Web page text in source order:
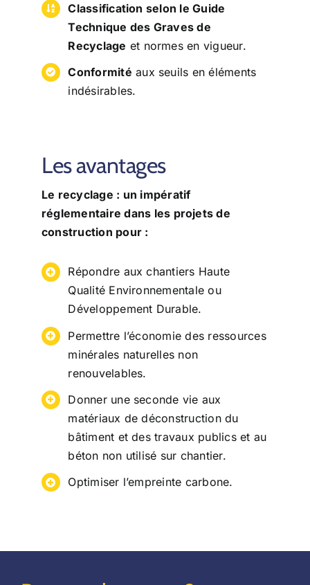
Classification selon le Guide
Technique des Graves de
Recyclage et normes en vigueur.
Conformité aux seuils en éléments
indésirables.
Les avantages
Le recyclage : un impératif
réglementaire dans les projets de
construction pour :
Répondre aux chantiers Haute
Qualité Environnementale ou
Développement Durable.
Permettre l’économie des ressources
minérales naturelles non
renouvelables.
Donner une seconde vie aux
matériaux de déconstruction du
bâtiment et des travaux publics et au
béton non utilisé sur chantier.
Optimiser l’empreinte carbone.